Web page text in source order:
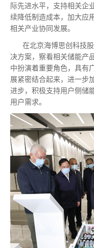
际先进水平，支持相关企
续降低制造成本，加大应
相关产业协同发展。
在北京海博思创科技股
决方案，察看相关储能产
中扮演着重要角色，具有
展紧密结合起来，进一步
进步，积极支持用户侧储
用户需求。